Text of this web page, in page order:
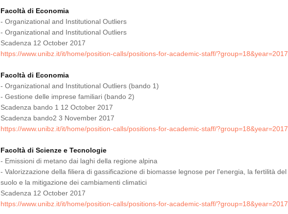
Facoltà di Economia
- Organizational and Institutional Outliers
- Organizational and Institutional Outliers
Scadenza 12 October 2017
https://www.unibz.it/it/home/position-calls/positions-for-academic-staff/?group=18&year=2017
Facoltà di Economia
- Organizational and Institutional Outliers (bando 1)
- Gestione delle imprese familiari (bando 2)
Scadenza bando 1 12 October 2017
Scadenza bando2 3 November 2017
https://www.unibz.it/it/home/position-calls/positions-for-academic-staff/?group=18&year=2017
Facoltà di Scienze e Tecnologie
- Emissioni di metano dai laghi della regione alpina
- Valorizzazione della filiera di gassificazione di biomasse legnose per l'energia, la fertilità del
suolo e la mitigazione dei cambiamenti climatici
Scadenza 12 October 2017
https://www.unibz.it/it/home/position-calls/positions-for-academic-staff/?group=18&year=2017